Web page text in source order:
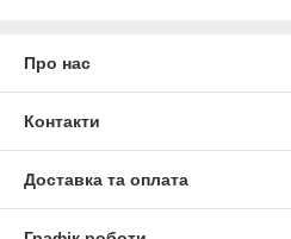
Про нас
Контакти
Доставка та оплата